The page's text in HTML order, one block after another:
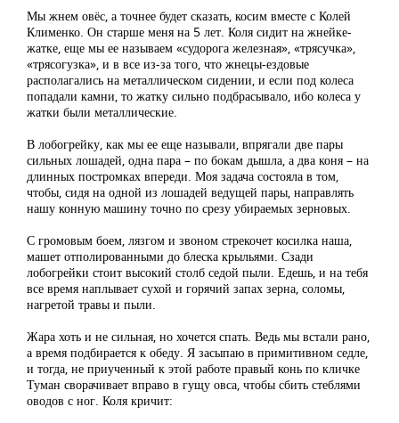
Мы жнем овёс, а точнее будет сказать, косим вместе с Колей
Клименко. Он старше меня на 5 лет. Коля сидит на жнейке-
жатке, еще мы ее называем «судорога железная», «трясучка»,
«трясогузка», и в все из-за того, что жнецы-ездовые
располагались на металлическом сидении, и если под колеса
попадали камни, то жатку сильно подбрасывало, ибо колеса у
жатки были металлические.
В лобогрейку, как мы ее еще называли, впрягали две пары
сильных лошадей, одна пара – по бокам дышла, а два коня – на
длинных постромках впереди. Моя задача состояла в том,
чтобы, сидя на одной из лошадей ведущей пары, направлять
нашу конную машину точно по срезу убираемых зерновых.
С громовым боем, лязгом и звоном стрекочет косилка наша,
машет отполированными до блеска крыльями. Сзади
лобогрейки стоит высокий столб седой пыли. Едешь, и на тебя
все время наплывает сухой и горячий запах зерна, соломы,
нагретой травы и пыли.
Жара хоть и не сильная, но хочется спать. Ведь мы встали рано,
а время подбирается к обеду. Я засыпаю в примитивном седле,
и тогда, не приученный к этой работе правый конь по кличке
Туман сворачивает вправо в гущу овса, чтобы сбить стеблями
оводов с ног. Коля кричит: